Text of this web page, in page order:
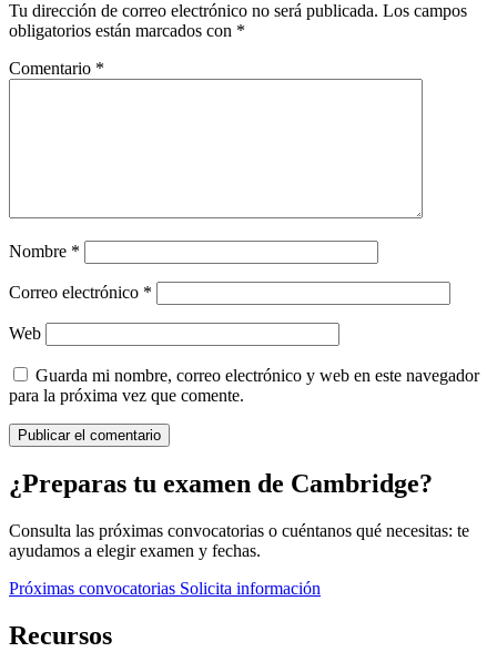
Tu dirección de correo electrónico no será publicada. Los campos
obligatorios están marcados con *
Comentario *
Nombre *
Correo electrónico *
Web
Guarda mi nombre, correo electrónico y web en este navegador
para la próxima vez que comente.
¿Preparas tu examen de Cambridge?
Consulta las próximas convocatorias o cuéntanos qué necesitas: te
ayudamos a elegir examen y fechas.
Próximas convocatorias Solicita información
Recursos